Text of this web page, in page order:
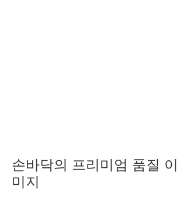
손바닥의 프리미엄 품질 이
미지